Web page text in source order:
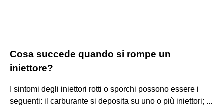
Cosa succede quando si rompe un
iniettore?
I sintomi degli iniettori rotti o sporchi possono essere i
seguenti: il carburante si deposita su uno o più iniettori; ...